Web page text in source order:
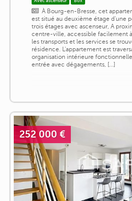
À Bourg-en-Bresse, cet
est situé au deuxième étage d'une
trois étages avec ascenseur, A
centre-ville, accessible facilement
les transports et les services se
résidence. L'appartement est
organisation intérieure
entrée avec dégagements, [...]
252 000 €